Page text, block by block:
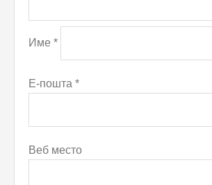
Име *
Е-пошта *
Веб место